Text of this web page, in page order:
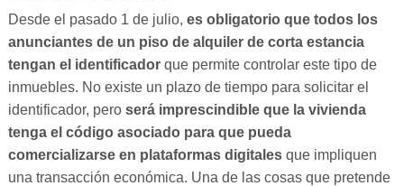
Desde el pasado 1 de julio, es obligatorio que todos los
anunciantes de un piso de alquiler de corta estancia
tengan el identificadorque permite controlar este tipo de
inmuebles. No existe un plazo de tiempo para solicitar el
identificador, pero será imprescindible que la vivienda
tenga el código asociado para que pueda
comercializarse en plataformas digitalesque impliquen
una transacción económica. Una de las cosas que pretende